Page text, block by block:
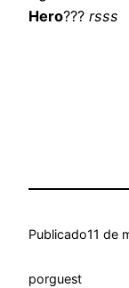
Hero??? rsss
Publicado11 de
porguest